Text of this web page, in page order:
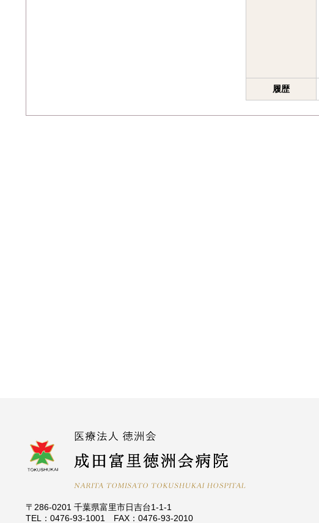
履歴
〒286-0201 千葉県富里市日吉台1-1-1
TEL：0476-93-1001 FAX：0476-93-2010